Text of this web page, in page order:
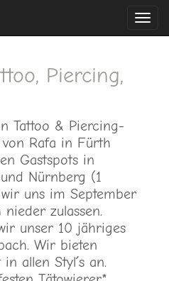
Piercing,
Tattoo & Piercing-
Rafa in Fürth
Gastspots in
Nürnberg (1
uns im September
nieder zulassen.
unser 10 jähriges
Wir bieten
allen Styl´s an.